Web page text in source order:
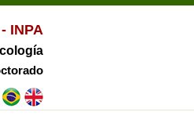
INPA